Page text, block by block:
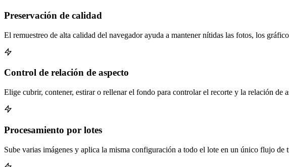
Preservación de calidad
El remuestreo de alta calidad del navegador ayuda a mantener nítidas las fotos, los
Control de relación de aspecto
Elige cubrir, contener, estirar o rellenar el fondo para controlar el recorte y la relación de
Procesamiento por lotes
Sube varias imágenes y aplica la misma configuración a todo el lote en un único flujo de